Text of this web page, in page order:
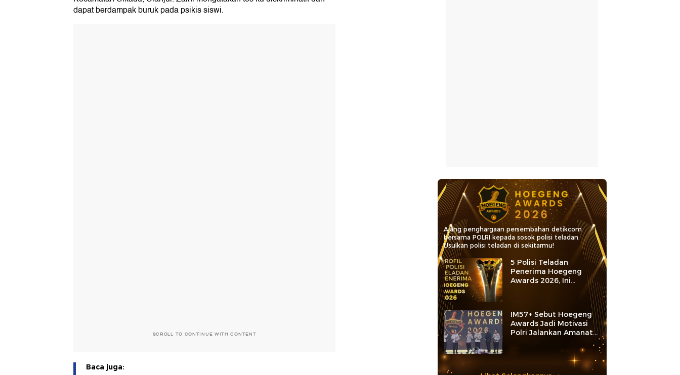
dapat berdampak buruk pada psikis siswi.
SCROLL TO CONTINUE WITH CONTENT
Baca juga:
Ajang penghargaan persembahan detikcom
bersama POLRI kepada sosok polisi teladan.
Usulkan polisi teladan di sekitarmu!
5 Polisi Teladan
Penerima Hoegeng
Awards 2026, Ini
Kategori dan Kiprahnya
IM57+ Sebut Hoegeng
Awards Jadi Motivasi
Polri Jalankan Amanat